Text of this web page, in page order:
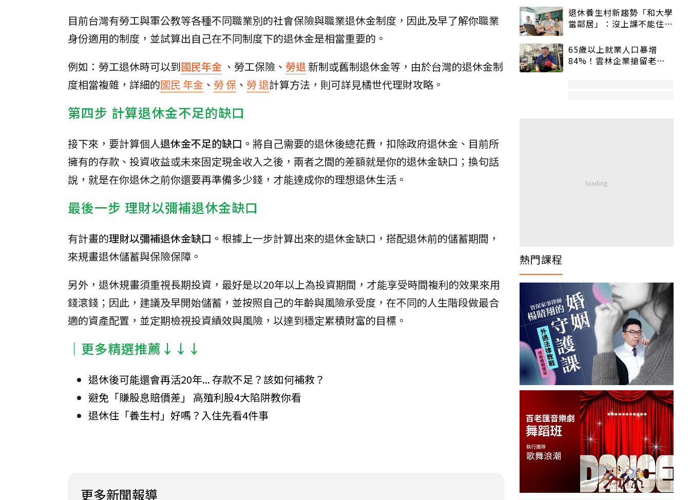
目前台灣有勞工與軍公教等各種不同職業別的社會保險與職業退休金制度，因此及早了解你職業
身份適用的制度，並試算出自己在不同制度下的退休金是相當重要的。
例如：勞工退休時可以到國民年金 、勞工保險、 勞退新制或舊制退休金等，由於台灣的退休金制
度相當複雜，詳細的國民 年金 、 勞 保 、 勞 退計算方法，則可詳見橘世代理財攻略。
第四步 計算退休金不足的缺口
接下來，要計算個人退休金不足的缺口。 將自己需要的退休後總花費，扣除政府退休金、目前所
擁有的存款、投資收益或未來固定現金收入之後，兩者之間的差額就是你的退休金缺口；換句話
說，就是在你退休之前你還要再準備多少錢，才能達成你的理想退休生活。
最後一步 理財以彌補退休金缺口
有計畫的理財以彌補退休金缺口。 根據上一步計算出來的退休金缺口，搭配退休前的儲蓄期間，
來規畫退休儲蓄與保險保障。
另外，退休規畫須重視長期投資，最好是以20年以上為投資期間，才能享受時間複利的效果來用
錢滾錢；因此，建議及早開始儲蓄，並按照自己的年齡與風險承受度，在不同的人生階段做最合
適的資產配置，並定期檢視投資績效與風險，以達到穩定累積財富的目標。
│更多精選推薦↓↓↓
退休後可能還會再活20年... 存款不足？該如何補救？
避免「賺股息賠價差」 高殖利股4大陷阱教你看
退休住「養生村」好嗎？入住先看4件事
更多新聞報導
退休養生村新趨勢「和大學
當鄰居」：沒上課不能住、
65歲以上就業人口暴增
84%！雲林企業搶留老員
熱門課程